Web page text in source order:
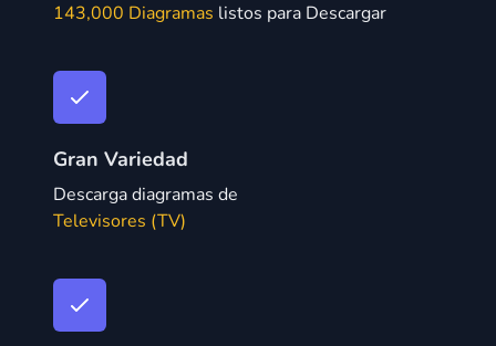
143,000 Diagramas listos para Descargar
Gran Variedad
Descarga diagramas de
Televisores (TV)